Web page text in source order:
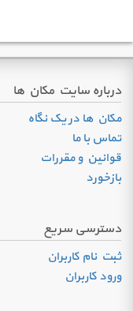
درباره سایت مکان ها
مکان ها در یک نگاه
تماس با ما
قوانین و مقررات
بازخورد
دسترسی سریع
ثبت نام کاربران
ورود کاربران